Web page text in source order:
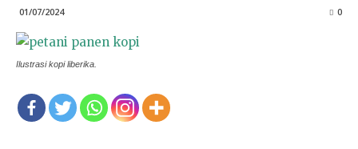
01/07/2024 0
Ilustrasi kopi liberika.